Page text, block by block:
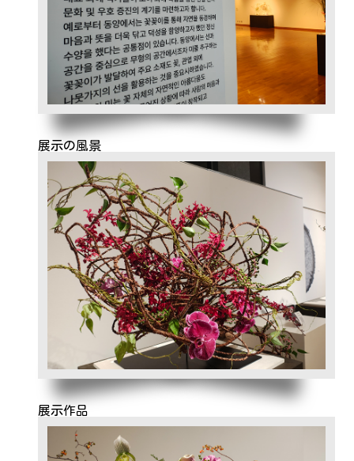
展示の風景
展示作品